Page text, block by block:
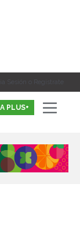
Sesión o Registrate
PLUS+